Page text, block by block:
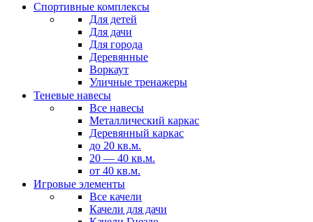
Спортивные комплексы
Для детей
Для дачи
Для города
Деревянные
Воркаут
Уличные тренажеры
Теневые навесы
Все навесы
Металлический каркас
Деревянный каркас
до 20 кв.м.
20 — 40 кв.м.
от 40 кв.м.
Игровые элементы
Все качели
Качели для дачи